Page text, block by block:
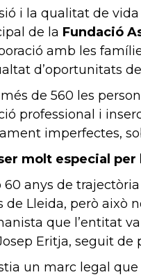
i la qualitat de
de la Fundació
amb les
d’oportunitats
de 560 les
professional i
imperfectes,
molt especial
60 anys de
de Lleida, però això
que l’entitat
Eritja, seguit de
un marc legal